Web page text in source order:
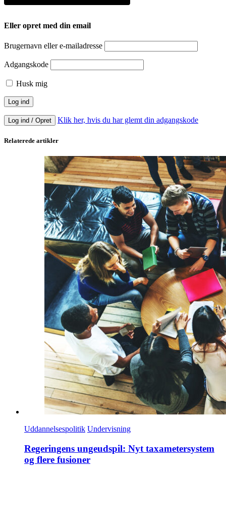
Eller opret med din email
Brugernavn eller e-mailadresse
Adgangskode
Husk mig
Log ind / Opret Klik her, hvis du har glemt din adgangskode
Relaterede artikler
Uddannelsespolitik Undervisning
Regeringens ungeudspil: Nyt taxametersystem
og flere fusioner